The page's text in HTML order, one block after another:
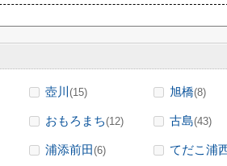
壺川 (15) 旭橋(8)
おもろまち(12) 古島(43)
浦添前田(6) てだこ浦